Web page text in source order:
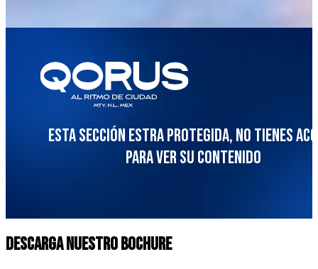
Esta sección estra protegida, no tienes
para ver su contenido
Descarga nuestro Bochure